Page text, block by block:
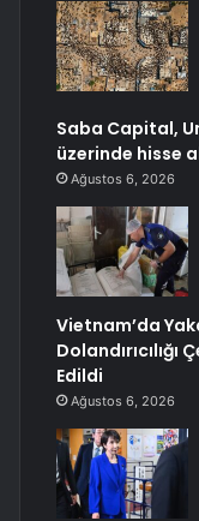
Saba Capital,
üzerinde hisse
Ağustos 6, 2026
Vietnam’da
Dolandırıcılığı
Edildi
Ağustos 6, 2026